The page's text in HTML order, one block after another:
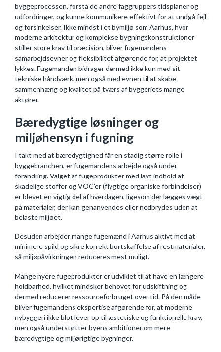
byggeprocessen, forstå de andre faggruppers tidsplaner og
udfordringer, og kunne kommunikere effektivt for at undgå fejl
og forsinkelser. Ikke mindst i et bymiljø som Aarhus, hvor
moderne arkitektur og komplekse bygningskonstruktioner
stiller store krav til præcision, bliver fugemandens
samarbejdsevner og fleksibilitet afgørende for, at projektet
lykkes. Fugemanden bidrager dermed ikke kun med sit
tekniske håndværk, men også med evnen til at skabe
sammenhæng og kvalitet på tværs af byggeriets mange
aktører.
Bæredygtige løsninger og
miljøhensyn i fugning
I takt med at bæredygtighed får en stadig større rolle i
byggebranchen, er fugemandens arbejde også under
forandring. Valget af fugeprodukter med lavt indhold af
skadelige stoffer og VOC’er (flygtige organiske forbindelser)
er blevet en vigtig del af hverdagen, ligesom der lægges vægt
på materialer, der kan genanvendes eller nedbrydes uden at
belaste miljøet.
Desuden arbejder mange fugemænd i Aarhus aktivt med at
minimere spild og sikre korrekt bortskaffelse af restmaterialer,
så miljøpåvirkningen reduceres mest muligt.
Mange nyere fugeprodukter er udviklet til at have en længere
holdbarhed, hvilket mindsker behovet for udskiftning og
dermed reducerer ressourceforbruget over tid. På den måde
bliver fugemandens ekspertise afgørende for, at moderne
nybyggeri ikke blot lever op til æstetiske og funktionelle krav,
men også understøtter byens ambitioner om mere
bæredygtige og miljørigtige bygninger.